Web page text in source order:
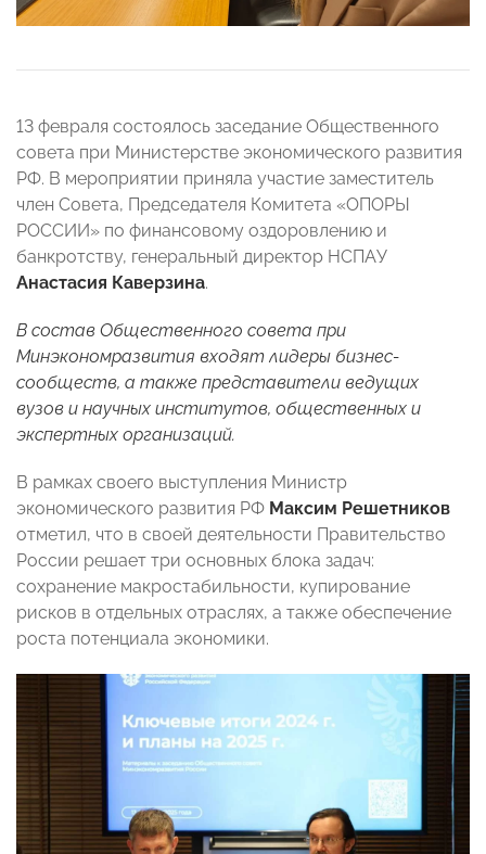
13 февраля состоялось заседание Общественного
совета при Министерстве экономического развития
РФ. В мероприятии приняла участие заместитель
член Совета, Председателя Комитета «ОПОРЫ
РОССИИ» по финансовому оздоровлению и
банкротству, генеральный директор НСПАУ
Анастасия Каверзина.
В состав Общественного совета при
Минэкономразвития входят лидеры бизнес-
сообществ, а также представители ведущих
вузов и научных институтов, общественных и
экспертных организаций.
В рамках своего выступления Министр
экономического развития РФ Максим Решетников
отметил, что в своей деятельности Правительство
России решает три основных блока задач:
сохранение макростабильности, купирование
рисков в отдельных отраслях, а также обеспечение
роста потенциала экономики.